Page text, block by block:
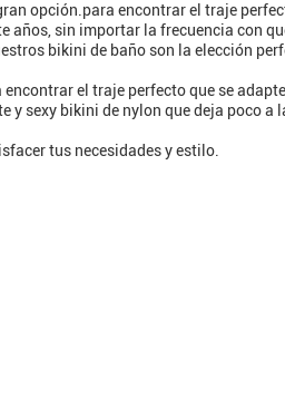
opción.para encontrar el traje
sin importar la frecuencia con
bikini de baño son la elección
el traje perfecto que se
sexy bikini de nylon que deja poco
tus necesidades y estilo.